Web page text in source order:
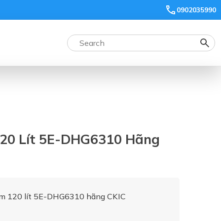
0902035990
Lít 5E-DHG6310 Hãng
120 lít 5E-DHG6310 hãng CKIC